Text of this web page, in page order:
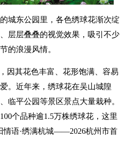
城东公园里，各色绣球花渐次绽
层层叠叠的视觉效果，吸引不少
的浪漫风情。
因其花色丰富、花形饱满、容易
。近年来，绣球花在吴山城隍
临平公园等景区景点大量栽种。
个品种逾1.5万株绣球花，这里
情语·绣满杭城——2026杭州市首